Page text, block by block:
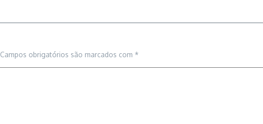
Campos obrigatórios são marcados com *